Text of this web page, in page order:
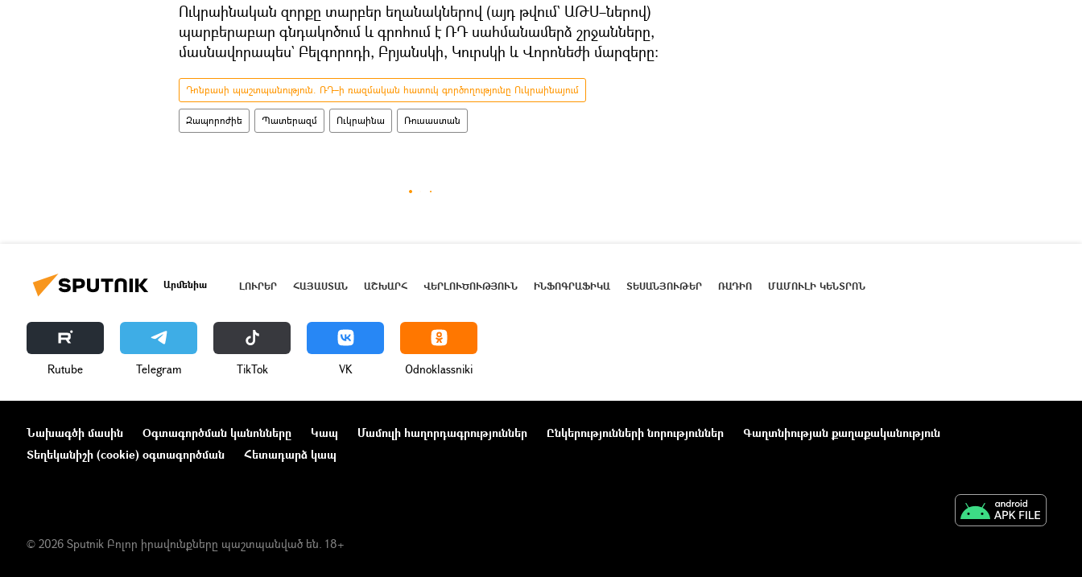
Ուկրաինական զորքը տարբեր եղանակներով (այդ թվում` ԱԹՍ–ներով)
պարբերաբար գնդակոծում և գրոհում է ՌԴ սահմանամերձ շրջանները,
մասնավորապես` Բելգորոդի, Բրյանսկի, Կուրսկի և Վորոնեժի մարզերը։
Դոնբասի պաշտպանություն. ՌԴ–ի ռազմական հատուկ գործողությունը Ուկրաինայում
Զապորոժիե Պատերազմ Ուկրաինա Ռուսաստան
Արմենիա ԼՈՒՐԵՐ ՀԱՅԱՍՏԱՆ ԱՇԽԱՐՀ ՎԵՐԼՈՒԾՈՒԹՅՈՒՆ ԻՆՖՈԳՐԱՖԻԿԱ ՏԵՍԱՆՅՈՒԹԵՐ ՌԱԴԻՈ ՄԱՄՈՒԼԻ ԿԵՆՏՐՈՆ
Rutube Telegram ТikТоk VK Odnoklassniki
Նախագծի մասին Օգտագործման կանոնները Կապ Մամուլի հաղորդագրություններ Ընկերությունների նորություններ
Գաղտնիության քաղաքականություն
Տեղեկանիշի (cookie) օգտագործման
Հետադարձ կապ
© 2026 Sputnik Բոլոր իրավունքները պաշտպանված են. 18+